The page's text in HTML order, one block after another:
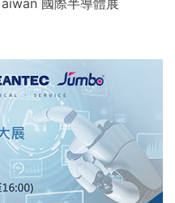
國際半導體展